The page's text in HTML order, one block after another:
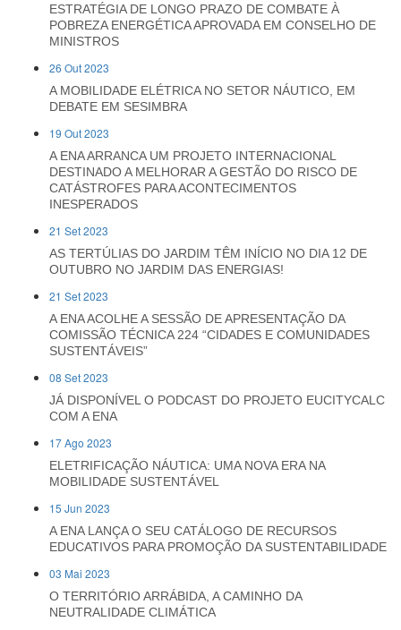
ESTRATÉGIA DE LONGO PRAZO DE COMBATE À
POBREZA ENERGÉTICA APROVADA EM CONSELHO DE
MINISTROS
26 Out 2023
A MOBILIDADE ELÉTRICA NO SETOR NÁUTICO, EM
DEBATE EM SESIMBRA
19 Out 2023
A ENA ARRANCA UM PROJETO INTERNACIONAL
DESTINADO A MELHORAR A GESTÃO DO RISCO DE
CATÁSTROFES PARA ACONTECIMENTOS
INESPERADOS
21 Set 2023
AS TERTÚLIAS DO JARDIM TÊM INÍCIO NO DIA 12 DE
OUTUBRO NO JARDIM DAS ENERGIAS!
21 Set 2023
A ENA ACOLHE A SESSÃO DE APRESENTAÇÃO DA
COMISSÃO TÉCNICA 224 “CIDADES E COMUNIDADES
SUSTENTÁVEIS”
08 Set 2023
JÁ DISPONÍVEL O PODCAST DO PROJETO EUCITYCALC
COM A ENA
17 Ago 2023
ELETRIFICAÇÃO NÁUTICA: UMA NOVA ERA NA
MOBILIDADE SUSTENTÁVEL
15 Jun 2023
A ENA LANÇA O SEU CATÁLOGO DE RECURSOS
EDUCATIVOS PARA PROMOÇÃO DA SUSTENTABILIDADE
03 Mai 2023
O TERRITÓRIO ARRÁBIDA, A CAMINHO DA
NEUTRALIDADE CLIMÁTICA